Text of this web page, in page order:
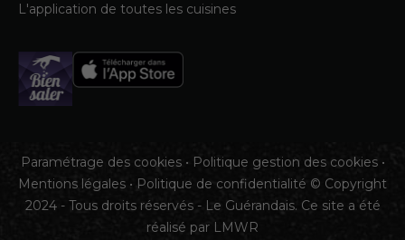
L'application de toutes les cuisines
Paramétrage des cookies• Politique gestion des cookies•
Mentions légales • Politique de confidentialité © Copyright
2024 - Tous droits réservés - Le Guérandais. Ce site a été
réalisé par LMWR